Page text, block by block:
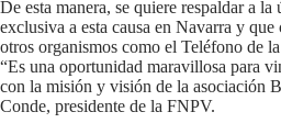
De esta manera, se quiere respaldar a la
exclusiva a esta causa en Navarra y
otros organismos como el Teléfono de
“Es una oportunidad maravillosa para
con la misión y visión de la asociación
Conde, presidente de la FNPV.